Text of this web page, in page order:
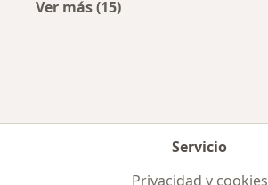
Ver más (15)
Servicio
Privacidad y cookies